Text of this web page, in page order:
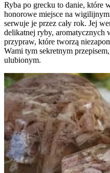
Ryba po grecku to danie, które
honorowe miejsce na
serwuje je przez cały rok. Jej
delikatnej ryby,
przypraw, które tworzą
Wami tym sekretnym
ulubionym.